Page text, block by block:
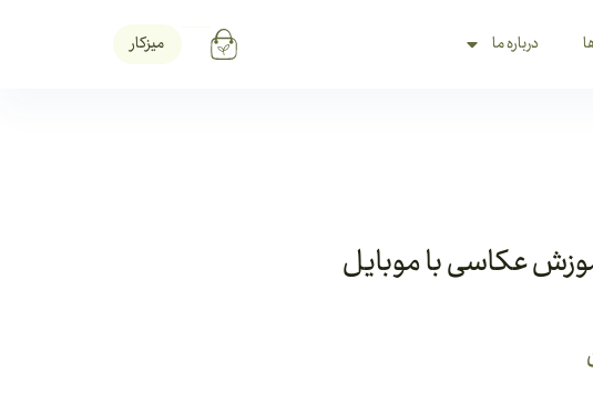
درباره ما میزکار
عکاسی با موبایل